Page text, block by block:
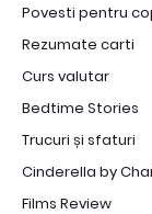
Povesti pentru
Rezumate carti
Curs valutar
Bedtime Stories
Trucuri și sfaturi
Cinderella by
Films Review